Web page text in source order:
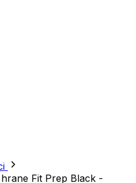
Fit Prep Black -